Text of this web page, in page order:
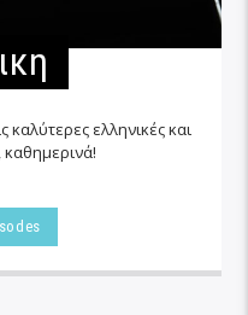
καλύτερες ελληνικές και
καθημερινά!